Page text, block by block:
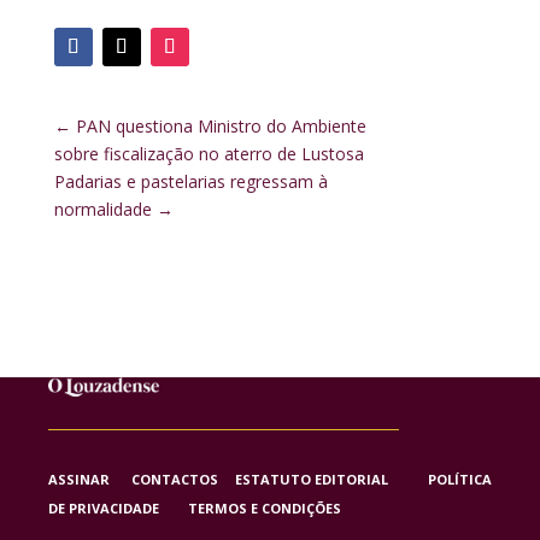
← PAN questiona Ministro do Ambiente
sobre fiscalização no aterro de Lustosa
Padarias e pastelarias regressam à
normalidade →
ASSINAR CONTACTOS ESTATUTO EDITORIAL POLÍTICA
DE PRIVACIDADE TERMOS E CONDIÇÕES